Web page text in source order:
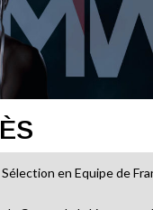
en Equipe de